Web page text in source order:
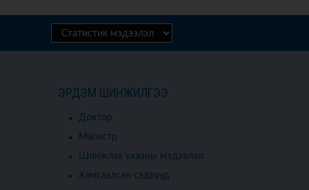
ЭРДЭМ ШИНЖИЛГЭЭ
Доктор
Магистр
Шинжлэх ухааны мэдээлэл
Хамгаалсан сэдвүүд